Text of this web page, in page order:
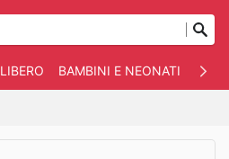
BAMBINI E NEONATI